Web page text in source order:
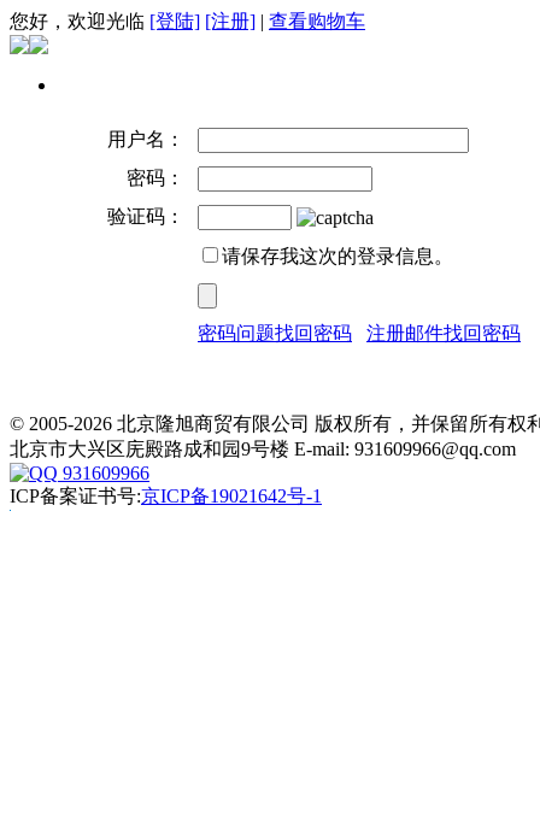
您好，欢迎光临 [登陆] [注册] | 查看购物车
用户名：
密码：
验证码：
请保存我这次的登录信息。
密码问题找回密码 注册邮件找回密码
© 2005-2026 北京隆旭商贸有限公司 版权所有，并保留所有权
北京市大兴区庑殿路成和园9号楼 E-mail: 931609966@qq.com
931609966
ICP备案证书号:京ICP备19021642号-1